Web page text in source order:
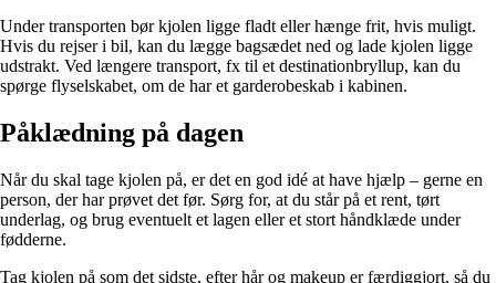
Under transporten bør kjolen ligge fladt eller hænge frit, hvis muligt.
Hvis du rejser i bil, kan du lægge bagsædet ned og lade kjolen ligge
udstrakt. Ved længere transport, fx til et destinationbryllup, kan du
spørge flyselskabet, om de har et garderobeskab i kabinen.
Påklædning på dagen
Når du skal tage kjolen på, er det en god idé at have hjælp – gerne en
person, der har prøvet det før. Sørg for, at du står på et rent, tørt
underlag, og brug eventuelt et lagen eller et stort håndklæde under
fødderne.
Tag kjolen på som det sidste, efter hår og makeup er færdiggjort, så du